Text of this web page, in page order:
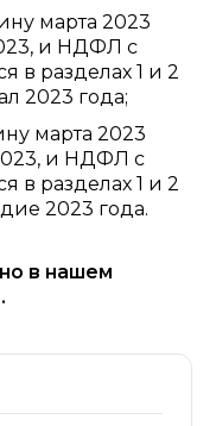
марта 2023
и НДФЛ с
в разделах 1 и 2
2023 года;
марта 2023
и НДФЛ с
в разделах 1 и 2
2023 года.
в нашем
.